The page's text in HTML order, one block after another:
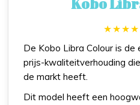
De Kobo Libra Colour is
prijs-kwaliteitverhouding
de markt heeft.
Dit model heeft een